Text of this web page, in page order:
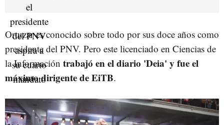
Ortuzar es conocido sobre todo por sus doce años como
presidente del PNV. Pero este licenciado en Ciencias de
la Información trabajó en el diario 'Deia' y fue el
máximo dirigente de EiTB.